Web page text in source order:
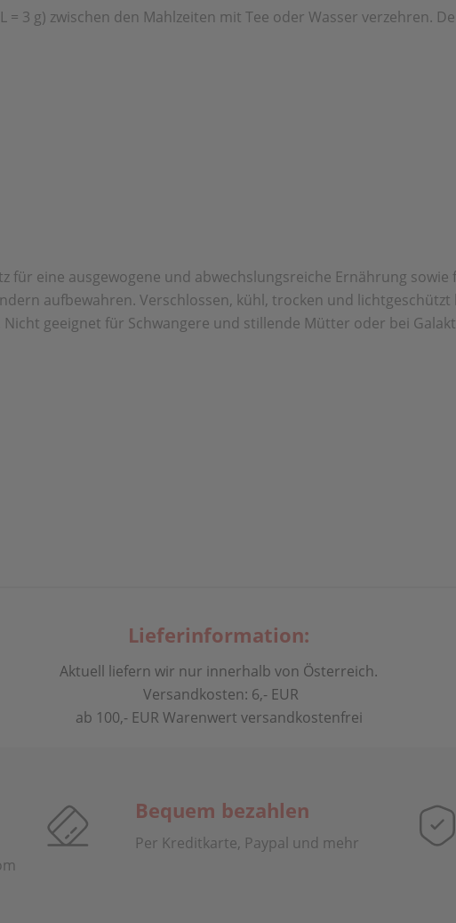
= 3 g) zwischen den Mahlzeiten mit Tee oder Wasser verzehren.
für eine ausgewogene und abwechslungsreiche Ernährung
aufbewahren. Verschlossen, kühl, trocken und
geeignet für Schwangere und stillende Mütter oder bei
Lieferinformation:
Aktuell liefern wir nur innerhalb von Österreich.
Versandkosten: 6,- EUR
ab 100,- EUR Warenwert versandkostenfrei
Bequem bezahlen
Per Kreditkarte, Paypal und mehr